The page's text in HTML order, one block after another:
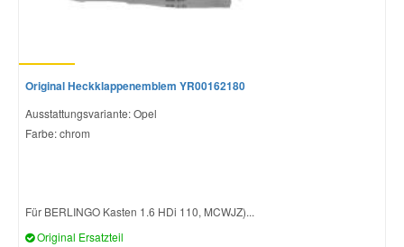
Original Heckklappenemblem YR00162180
Ausstattungsvariante: Opel
Farbe: chrom
Für BERLINGO Kasten 1.6 HDi 110, MCWJZ)...
Original Ersatzteil